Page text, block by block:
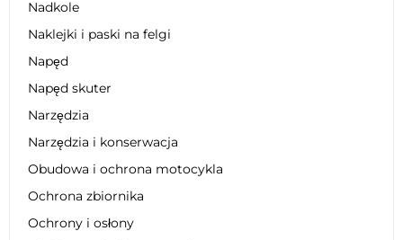
Nadkole
Naklejki i paski na felgi
Napęd
Napęd skuter
Narzędzia
Narzędzia i konserwacja
Obudowa i ochrona motocykla
Ochrona zbiornika
Ochrony i osłony